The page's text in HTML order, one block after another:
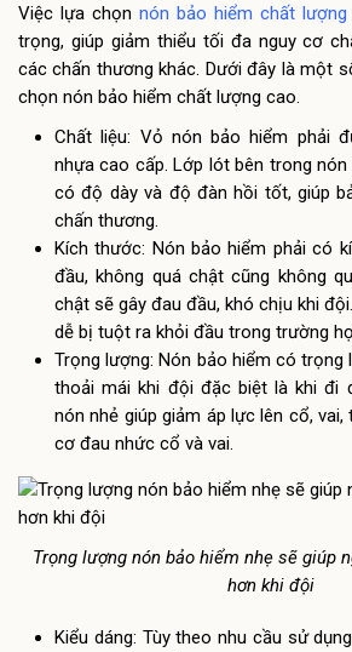
Việc lựa chọn nón bảo hiểm chất lượng
trọng, giúp giảm thiểu tối đa nguy cơ
các chấn thương khác. Dưới đây là một
chọn nón bảo hiểm chất lượng cao.
Chất liệu: Vỏ nón bảo hiểm phải
nhựa cao cấp. Lớp lót bên trong
có độ dày và độ đàn hồi tốt, giúp
chấn thương.
Kích thước: Nón bảo hiểm phải có
đầu, không quá chật cũng không
chật sẽ gây đau đầu, khó chịu khi
dễ bị tuột ra khỏi đầu trong trường
Trọng lượng: Nón bảo hiểm có trọng
thoải mái khi đội đặc biệt là khi đi
nón nhẻ giúp giảm áp lực lên cổ,
cơ đau nhức cổ và vai.
Trọng lượng nón bảo hiểm nhẹ sẽ giúp
hơn khi đội
Kiểu dáng: Tùy theo nhu cầu sử